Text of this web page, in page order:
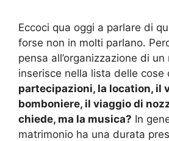
Eccoci qua oggi a parlare di
forse non in molti parlano.
pensa all’organizzazione di
inserisce nella lista delle cose
partecipazioni, la location, il
bomboniere, il viaggio di
chiede, ma la musica? In
matrimonio ha una durata